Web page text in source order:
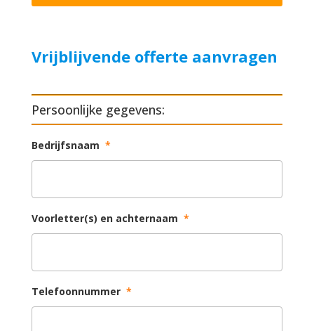
Vrijblijvende offerte aanvragen
Persoonlijke gegevens:
Bedrijfsnaam *
Voorletter(s) en achternaam *
Telefoonnummer *